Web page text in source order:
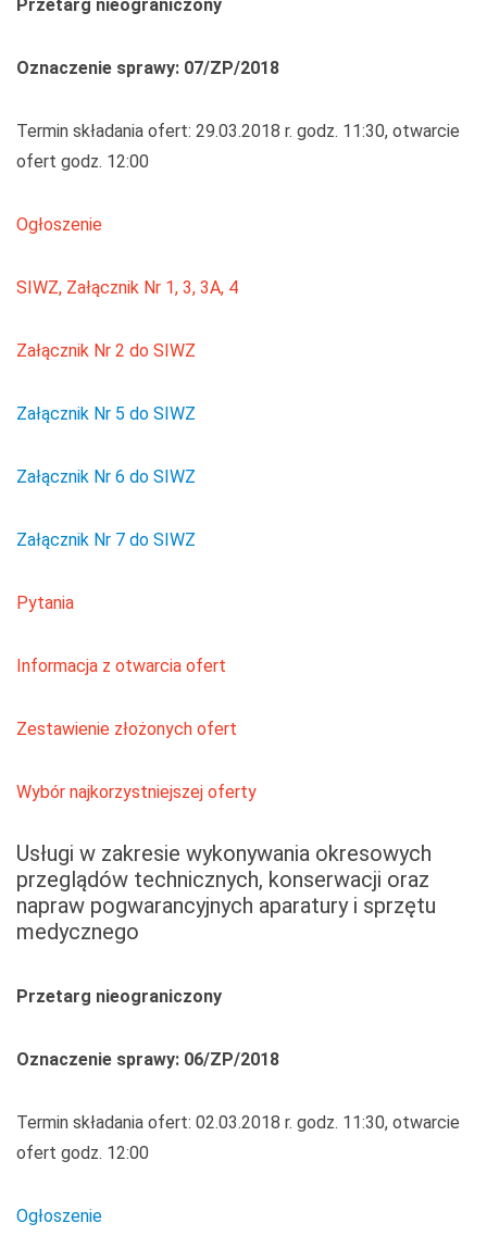
Przetarg nieograniczony
Oznaczenie sprawy: 07/ZP/2018
Termin składania ofert: 29.03.2018 r. godz. 11:30, otwarcie
ofert godz. 12:00
Ogłoszenie
SIWZ, Załącznik Nr 1, 3, 3A, 4
Załącznik Nr 2 do SIWZ
Załącznik Nr 5 do SIWZ
Załącznik Nr 6 do SIWZ
Załącznik Nr 7 do SIWZ
Pytania
Informacja z otwarcia ofert
Zestawienie złożonych ofert
Wybór najkorzystniejszej oferty
Usługi w zakresie wykonywania okresowych
przeglądów technicznych, konserwacji oraz
napraw pogwarancyjnych aparatury i sprzętu
medycznego
Przetarg nieograniczony
Oznaczenie sprawy: 06/ZP/2018
Termin składania ofert: 02.03.2018 r. godz. 11:30, otwarcie
ofert godz. 12:00
Ogłoszenie